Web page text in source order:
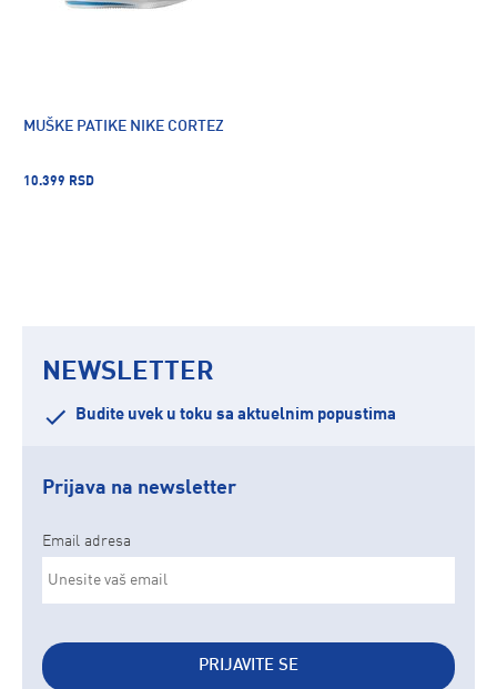
MUŠKE PATIKE NIKE CORTEZ
10.399 RSD
NEWSLETTER
Budite uvek u toku sa aktuelnim popustima
Prijava na newsletter
Email adresa
PRIJAVITE SE